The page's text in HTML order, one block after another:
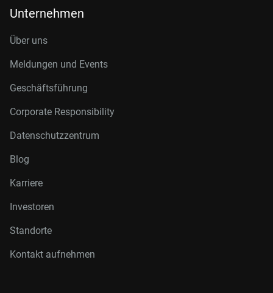
Unternehmen
Über uns
Meldungen und Events
Geschäftsführung
Corporate Responsibility
Datenschutzzentrum
Blog
Karriere
Investoren
Standorte
Kontakt aufnehmen